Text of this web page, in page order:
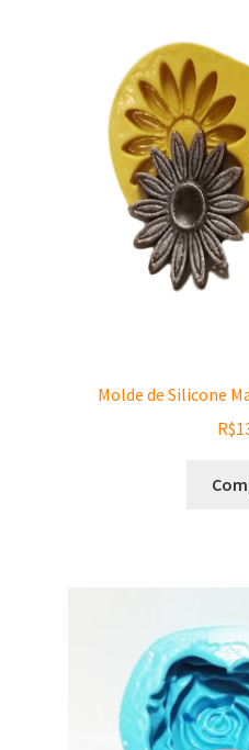
Molde de Silicone
R$